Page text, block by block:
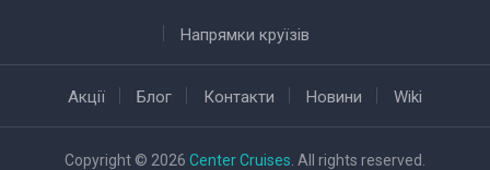
Напрямки круїзів
Акції Блог Контакти Новини Wiki
Copyright © 2026 Center Cruises . All rights reserved.